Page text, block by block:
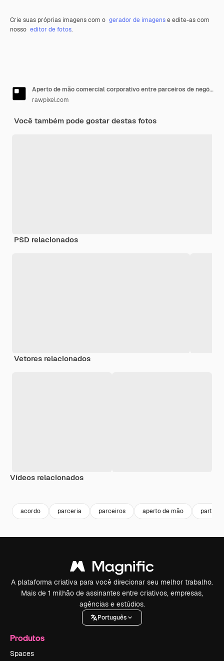
Crie suas próprias imagens com o gerador de imagense edite-as com
nosso editor de fotos.
Aperto de mão comercial corporativo entre parceiros de negócios
rawpixel.com
Você também pode gostar destas fotos
PSD relacionados
Vetores relacionados
Vídeos relacionados
acordo parceria parceiros aperto de mão
A plataforma criativa para você direcionar seu melhor trabalho.
Mais de 1 milhão de assinantes entre criativos, empresas,
agências e estúdios.
Português
Produtos
Spaces